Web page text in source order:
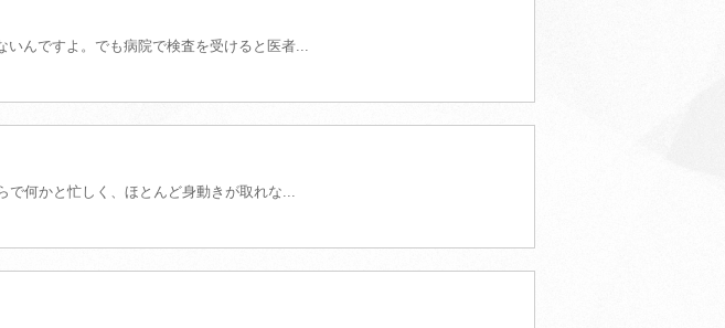
んですよ。でも病院で検査を受けると医者...
で何かと忙しく、ほとんど身動きが取れな...